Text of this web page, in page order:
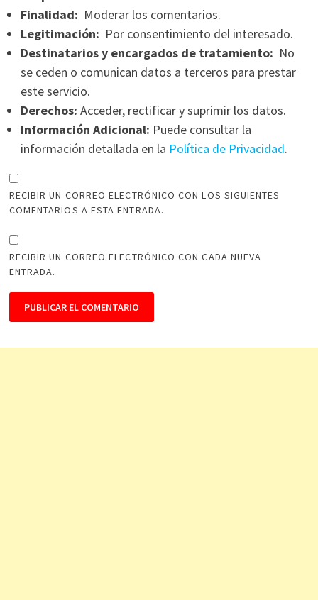
Finalidad: Moderar los comentarios.
Legitimación: Por consentimiento del interesado.
Destinatarios y encargados de tratamiento: No
se ceden o comunican datos a terceros para prestar
este servicio.
Derechos: Acceder, rectificar y suprimir los datos.
Información Adicional: Puede consultar la
información detallada en la Política de Privacidad.
RECIBIR UN CORREO ELECTRÓNICO CON LOS SIGUIENTES
COMENTARIOS A ESTA ENTRADA.
RECIBIR UN CORREO ELECTRÓNICO CON CADA NUEVA
ENTRADA.